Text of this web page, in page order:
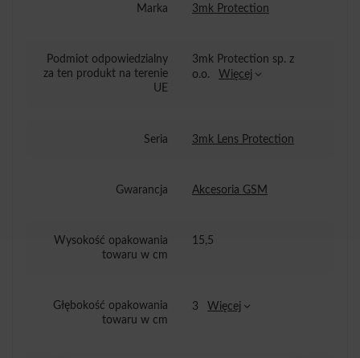
Marka 3mk Protection
Podmiot odpowiedzialny
za ten produkt na terenie
UE
3mk Protection sp. z
o.o.
Więcej
Seria 3mk Lens Protection
Gwarancja Akcesoria GSM
Wysokość opakowania
towaru w cm
15,5
Głębokość opakowania
towaru w cm
3 Więcej